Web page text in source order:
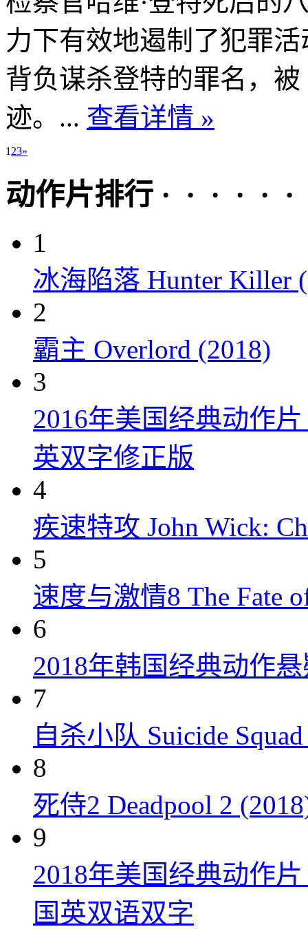
力下有效地遏制了犯罪
背负谋杀登特的罪名，
迹。... 查看详情 »
1 23»
动作片排行 · · · · · ·
1
冰海陷落 Hunter Killer
2
霸主 Overlord (2018)
3
2016年美国经典动作
英双字修正版
4
疾速特攻 John Wick:
5
速度与激情8 The Fate
6
2018年韩国经典动作
7
自杀小队 Suicide
8
死侍2 Deadpool 2
9
2018年美国经典动作
国英双语双字